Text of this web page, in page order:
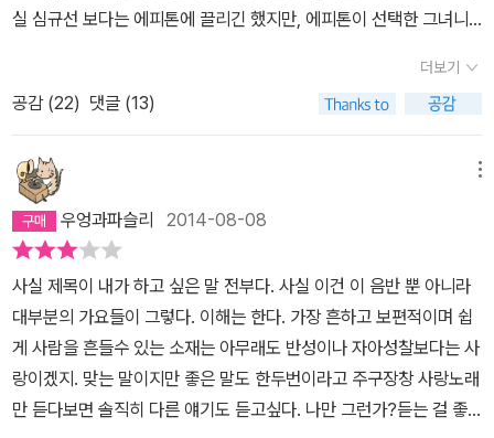
실 심규선 보다는 에피톤에 끌리긴 했지만, 에피톤이 선택한 그녀니
한 잔 했어요 그대 보고 싶은 맘에 또 울컥했어요. 술을 안마시고 싶었
다가도 술이 마시고 싶어지는 바로 그 노래요. 술을 마시노라면 따라
부르고 싶은 그 노래요. 가끔은 감성에 쩔어서 푹 젖어 버리고 그렇게
흐느적거리고 싶을때 심규선의 목소리는 맞춤하지 않던가요. 그런데
말이죠, 꽃처럼 한 철만 사랑해 줄 건가요, 라는 제목이요. 봄 냄새가
나고 봄이 느껴지고 그리고 화사하지만, 그렇지만 나는 당신에게 꽃
처럼 한 철만 사랑해 줄 건가요, 라고는 묻지 않을래요. 꽃처럼 한 철
만 사랑해주는 것도 물론 좋지만, 나라는 꽃은 한 철만 피고 끝나지는
않거든요. 작년에도 피었던 것 처럼 내년에도 필 거에요. 그리고 피었
다가 지기도 하겠죠. 앙상한 가지만 남기도 하고 그 가지 위에 눈이 쌓
이기도 할 거에요. 나를 사랑할거라면, 한 철 만이 아니라 앙상한 가지
일때도 사랑해줘요. 영원을 맹세해달라는게 아니에요. 영원을 맹세하
더보기
공감 (22) 댓글 (13)
우엉과파슬리 2014-08-08
사실 제목이 내가 하고 싶은 말 전부다. 사실 이건 이 음반 뿐 아니라
대부분의 가요들이 그렇다. 이해는 한다. 가장 흔하고 보편적이며 쉽
게 사람을 흔들수 있는 소재는 아무래도 반성이나 자아성찰보다는 사
랑이겠지. 맞는 말이지만 좋은 말도 한두번이라고 주구장창 사랑노래
만 듣다보면 솔직히 다른 얘기도 듣고싶다. 나만 그런가?듣는 걸 좋